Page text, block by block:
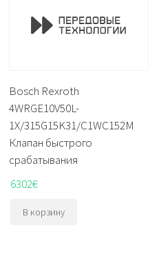
Bosch Rexroth
4WRGE10V50L-
1X/315G15K31/C1WC152M
Клапан быстрого
срабатывания
6302€
В корзину